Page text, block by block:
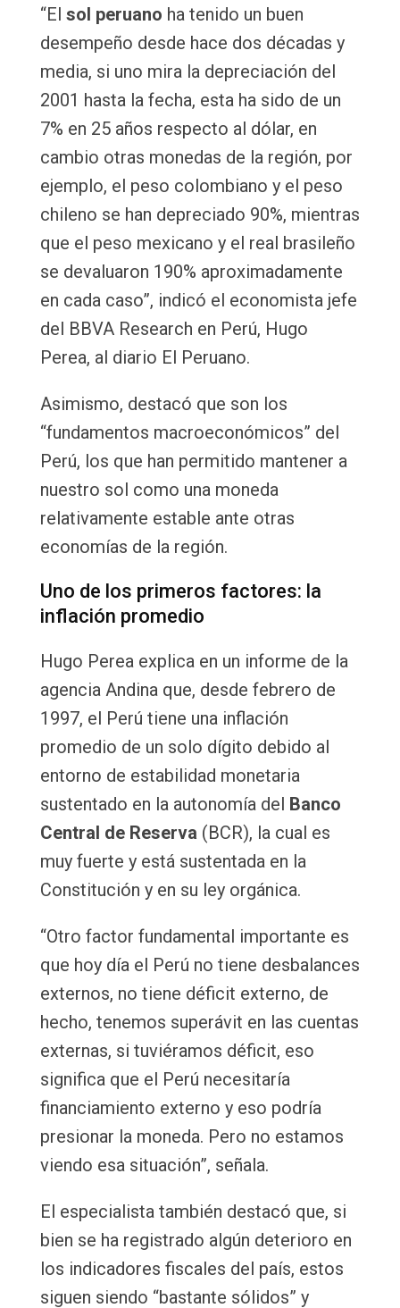
“El sol peruano ha tenido un buen
desempeño desde hace dos décadas y
media, si uno mira la depreciación del
2001 hasta la fecha, esta ha sido de un
7% en 25 años respecto al dólar, en
cambio otras monedas de la región, por
ejemplo, el peso colombiano y el peso
chileno se han depreciado 90%, mientras
que el peso mexicano y el real brasileño
se devaluaron 190% aproximadamente
en cada caso”, indicó el economista jefe
del BBVA Research en Perú, Hugo
Perea, al diario El Peruano.
Asimismo, destacó que son los
“fundamentos macroeconómicos” del
Perú, los que han permitido mantener a
nuestro sol como una moneda
relativamente estable ante otras
economías de la región.
Uno de los primeros factores: la
inflación promedio
Hugo Perea explica en un informe de la
agencia Andina que, desde febrero de
1997, el Perú tiene una inflación
promedio de un solo dígito debido al
entorno de estabilidad monetaria
sustentado en la autonomía del Banco
Central de Reserva (BCR), la cual es
muy fuerte y está sustentada en la
Constitución y en su ley orgánica.
“Otro factor fundamental importante es
que hoy día el Perú no tiene desbalances
externos, no tiene déficit externo, de
hecho, tenemos superávit en las cuentas
externas, si tuviéramos déficit, eso
significa que el Perú necesitaría
financiamiento externo y eso podría
presionar la moneda. Pero no estamos
viendo esa situación”, señala.
El especialista también destacó que, si
bien se ha registrado algún deterioro en
los indicadores fiscales del país, estos
siguen siendo “bastante sólidos” y